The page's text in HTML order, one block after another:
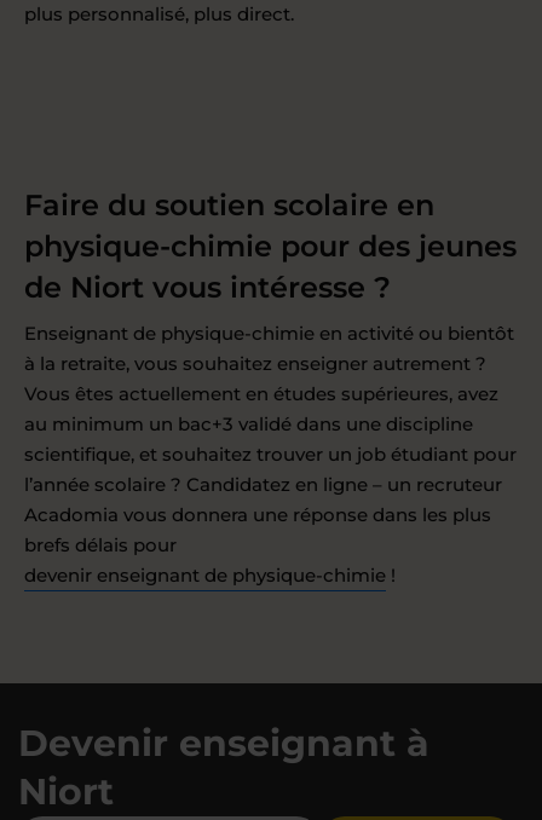
plus personnalisé, plus direct.
Faire du soutien scolaire en
physique-chimie pour des jeunes
de Niort vous intéresse ?
Enseignant de physique-chimie en activité ou bientôt
à la retraite, vous souhaitez enseigner autrement ?
Vous êtes actuellement en études supérieures, avez
au minimum un bac+3 validé dans une discipline
scientifique, et souhaitez trouver un job étudiant pour
l’année scolaire ? Candidatez en ligne – un recruteur
Acadomia vous donnera une réponse dans les plus
brefs délais pour
devenir enseignant de physique-chimie !
Devenir enseignant à
Niort